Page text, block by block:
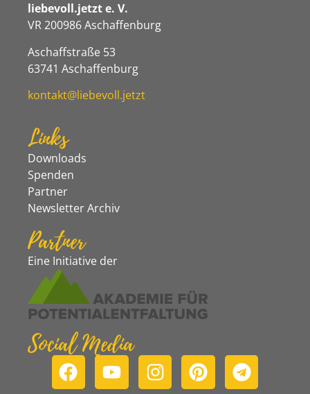
liebevoll.jetzt e. V.
VR 200986 Aschaffenburg
Aschaffstraße 53
63741 Aschaffenburg
kontakt@liebevoll.jetzt
Links
Downloads
Spenden
Partner
Newsletter Archiv
Partner
Eine Initiative der
Social Media